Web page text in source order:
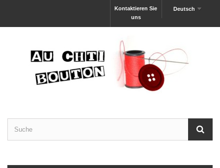
Deutsch
Kontaktieren Sie
uns